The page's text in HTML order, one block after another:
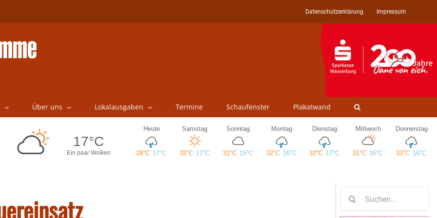
Datenschutzerklärung Impressum
Über uns Lokalausgaben Termine Schaufenster Plakatwand
nach: